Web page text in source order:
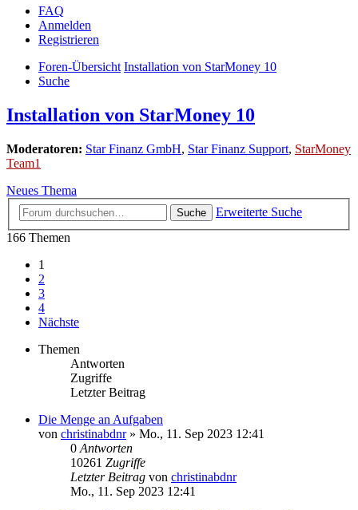
FAQ
Anmelden
Registrieren
Foren-Übersicht Installation von StarMoney 10
Suche
Installation von StarMoney 10
Moderatoren: Star Finanz GmbH, Star Finanz Support, StarMoney
Team1
Neues Thema
Suche
Erweiterte Suche
166 Themen
1
2
3
4
Nächste
Themen
Antworten
Zugriffe
Letzter Beitrag
Die Menge an Aufgaben
von christinabdnr» Mo., 11. Sep 2023 12:41
0 Antworten
10261 Zugriffe
Letzter Beitrag von christinabdnr
Mo., 11. Sep 2023 12:41